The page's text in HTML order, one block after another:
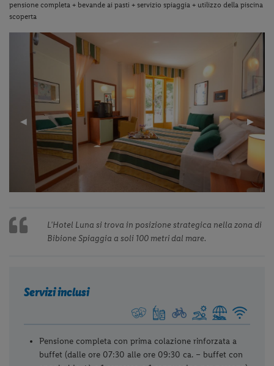
pensione completa + bevande ai pasti + servizio spiaggia + utilizzo della piscina
scoperta
Previous
Slide
◀︎
Next
Slide
▶︎
L'Hotel Luna si trova in posizione strategica nella zona di
Bibione Spiaggia a soli 100 metri dal mare.
Servizi inclusi
Pensione completa con prima colazione rinforzata a
buffet (dalle ore 07:30 alle ore 09:30 ca. – buffet con